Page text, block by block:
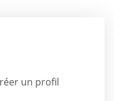
un profil